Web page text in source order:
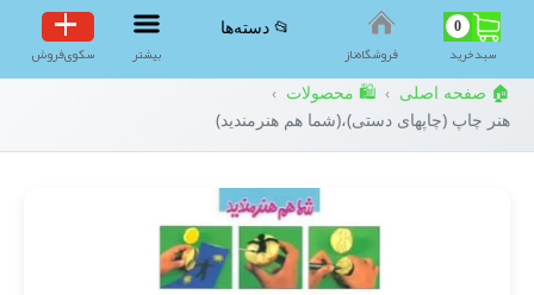
0
سبد‌خرید فروشگاه‌ناز
📂 دسته‌ها
بیشتر سکوی‌فروش
🏠 صفحه اصلی › 🛍️ محصولات ›
هنر چاپ (چاپهای دستی)،(شما هم هنرمندید)